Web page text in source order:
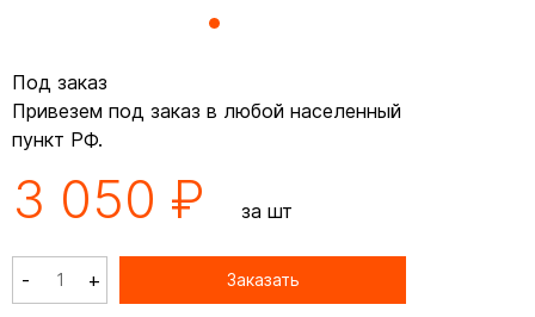
Под заказ
Привезем под заказ в любой населенный
пункт РФ.
3 050 ₽ за шт
- + Заказать